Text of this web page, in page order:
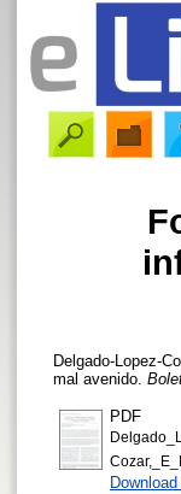
Delgado-Lopez-
mal avenido.
PDF